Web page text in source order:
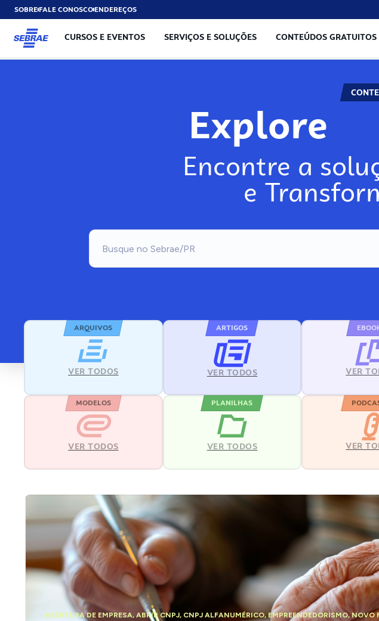
SOBREFALE CONOSCOENDEREÇOS
CURSOS E EVENTOS SERVIÇOS E SOLUÇÕES CONTEÚDOS GRATUITOS
Explore
Encontre a
e
ARQUIVOS
VER TODOS
ARTIGOS
VER TODOS VER
MODELOS
VER TODOS
PLANILHAS
VER TODOS VER
ABERTURA DE EMPRESA,ABRIR CNPJ, CNPJ ALFANUMÉRICO, EMPREENDEDORISMO,NOVO